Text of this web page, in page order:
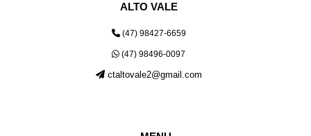
ALTO VALE
(47) 98427-6659
(47) 98496-0097
ctaltovale2@gmail.com